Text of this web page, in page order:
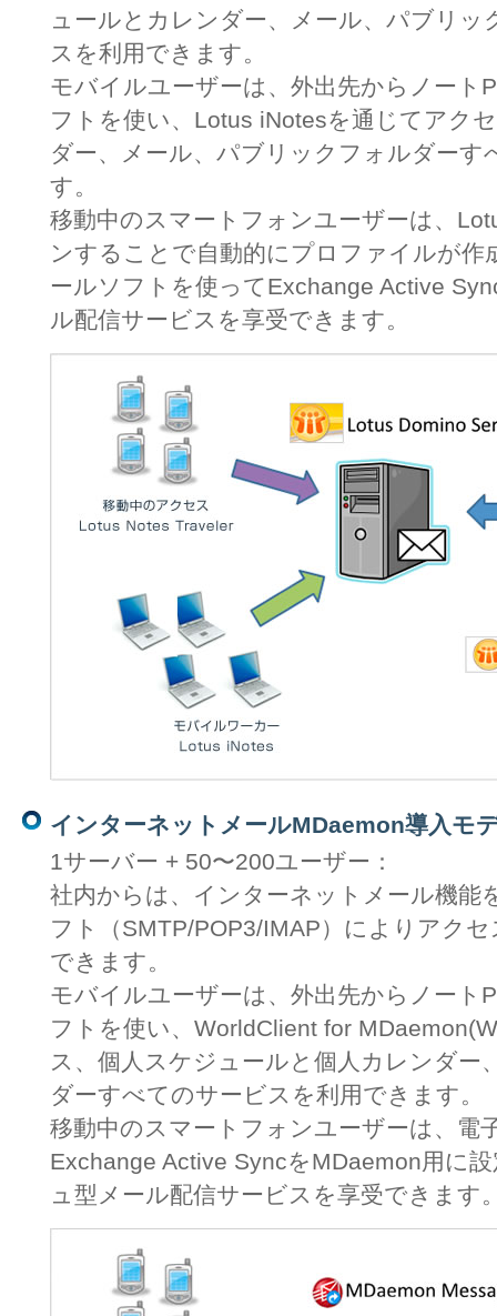
ュールとカレンダー、メール、パブリ
スを利用できます。
モバイルユーザーは、外出先からノート
フトを使い、Lotus iNotesを通じてアク
ダー、メール、パブリックフォルダーす
す。
移動中のスマートフォンユーザーは、
ンすることで自動的にプロファイルが作
ールソフトを使ってExchange Active
ル配信サービスを享受できます。
インターネットメールMDaemon導入モ
1サーバー + 50〜200ユーザー：
社内からは、インターネットメール機能
フト（SMTP/POP3/IMAP）によりアク
できます。
モバイルユーザーは、外出先からノート
フトを使い、WorldClient for
ス、個人スケジュールと個人カレンダー
ダーすべてのサービスを利用できます。
移動中のスマートフォンユーザーは、電
Exchange Active SyncをMDaemon用に
ュ型メール配信サービスを享受できます